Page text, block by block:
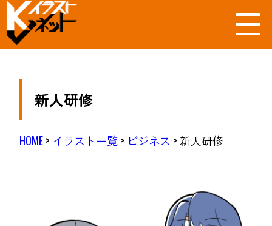
新人研修
HOME> イラスト一覧> ビジネス >新人研修